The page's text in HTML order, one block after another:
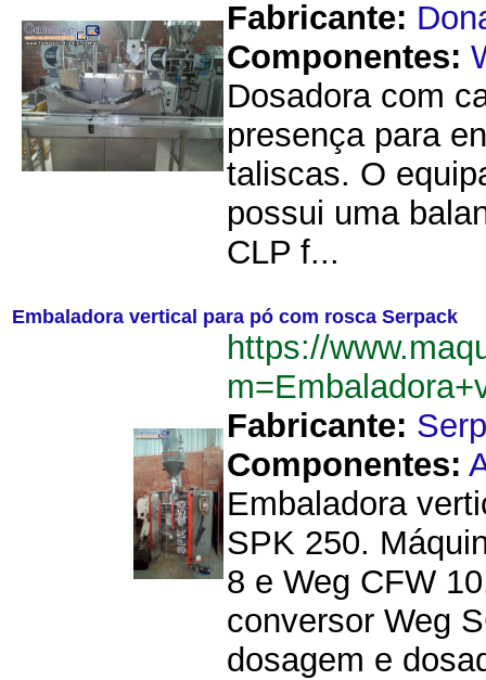
Fabricante:
Componentes:
Dosadora com
presença para
taliscas. O
possui uma
CLP f...
Embaladora vertical para pó com rosca Serpack
https://
Fabricante:
Componentes:
Embaladora
SPK 250.
8 e Weg CFW
conversor Weg
dosagem e